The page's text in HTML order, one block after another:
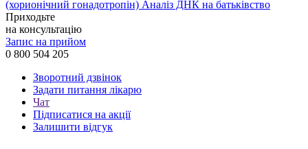
(хорионічний гонадотропін) Аналіз ДНК на батьківство
Приходьте
на консультацію
Запис на прийом
0 800 504 205
Зворотний дзвінок
Задати питання лікарю
Чат
Підписатися на акції
Залишити відгук